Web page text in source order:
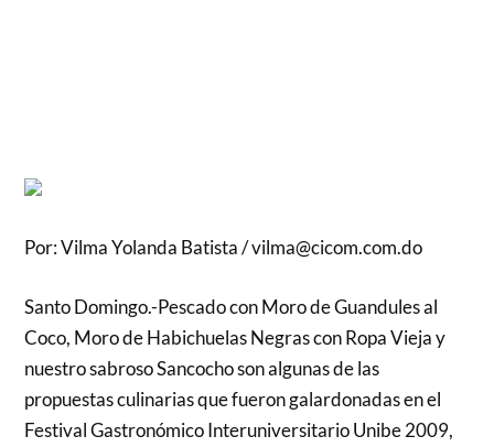
Por: Vilma Yolanda Batista / vilma@cicom.com.do
Santo Domingo.-Pescado con Moro de Guandules al
Coco, Moro de Habichuelas Negras con Ropa Vieja y
nuestro sabroso Sancocho son algunas de las
propuestas culinarias que fueron galardonadas en el
Festival Gastronómico Interuniversitario Unibe 2009,